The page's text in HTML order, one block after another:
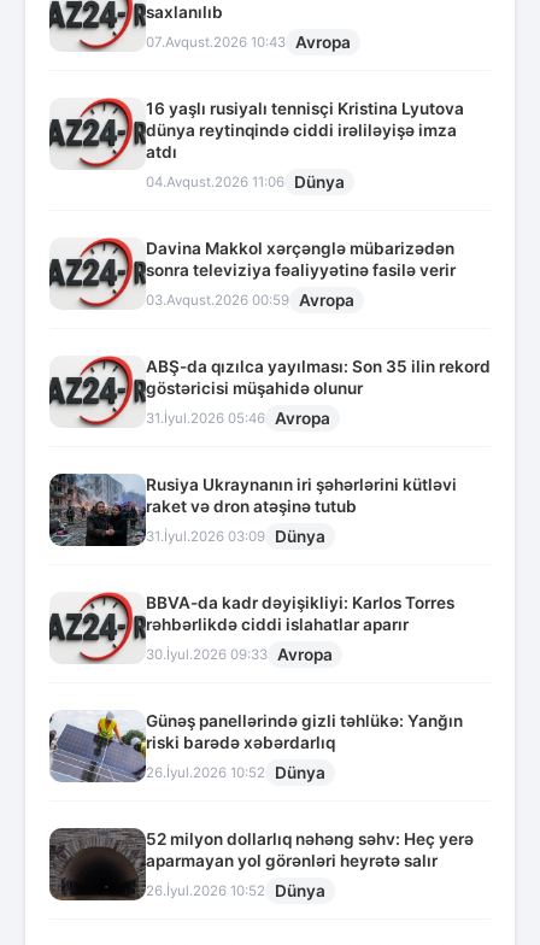
saxlanılıb
07.Avqust.2026 10:43 Avropa
16 yaşlı rusiyalı tennisçi Kristina Lyutova
dünya reytinqində ciddi irəliləyişə imza
atdı
04.Avqust.2026 11:06 Dünya
Davina Makkol xərçənglə mübarizədən
sonra televiziya fəaliyyətinə fasilə verir
03.Avqust.2026 00:59 Avropa
ABŞ-da qızılca yayılması: Son 35 ilin rekord
göstəricisi müşahidə olunur
31.İyul.2026 05:46 Avropa
Rusiya Ukraynanın iri şəhərlərini kütləvi
raket və dron atəşinə tutub
31.İyul.2026 03:09 Dünya
BBVA-da kadr dəyişikliyi: Karlos Torres
rəhbərlikdə ciddi islahatlar aparır
30.İyul.2026 09:33 Avropa
Günəş panellərində gizli təhlükə: Yanğın
riski barədə xəbərdarlıq
26.İyul.2026 10:52 Dünya
52 milyon dollarlıq nəhəng səhv: Heç yerə
aparmayan yol görənləri heyrətə salır
26.İyul.2026 10:52 Dünya